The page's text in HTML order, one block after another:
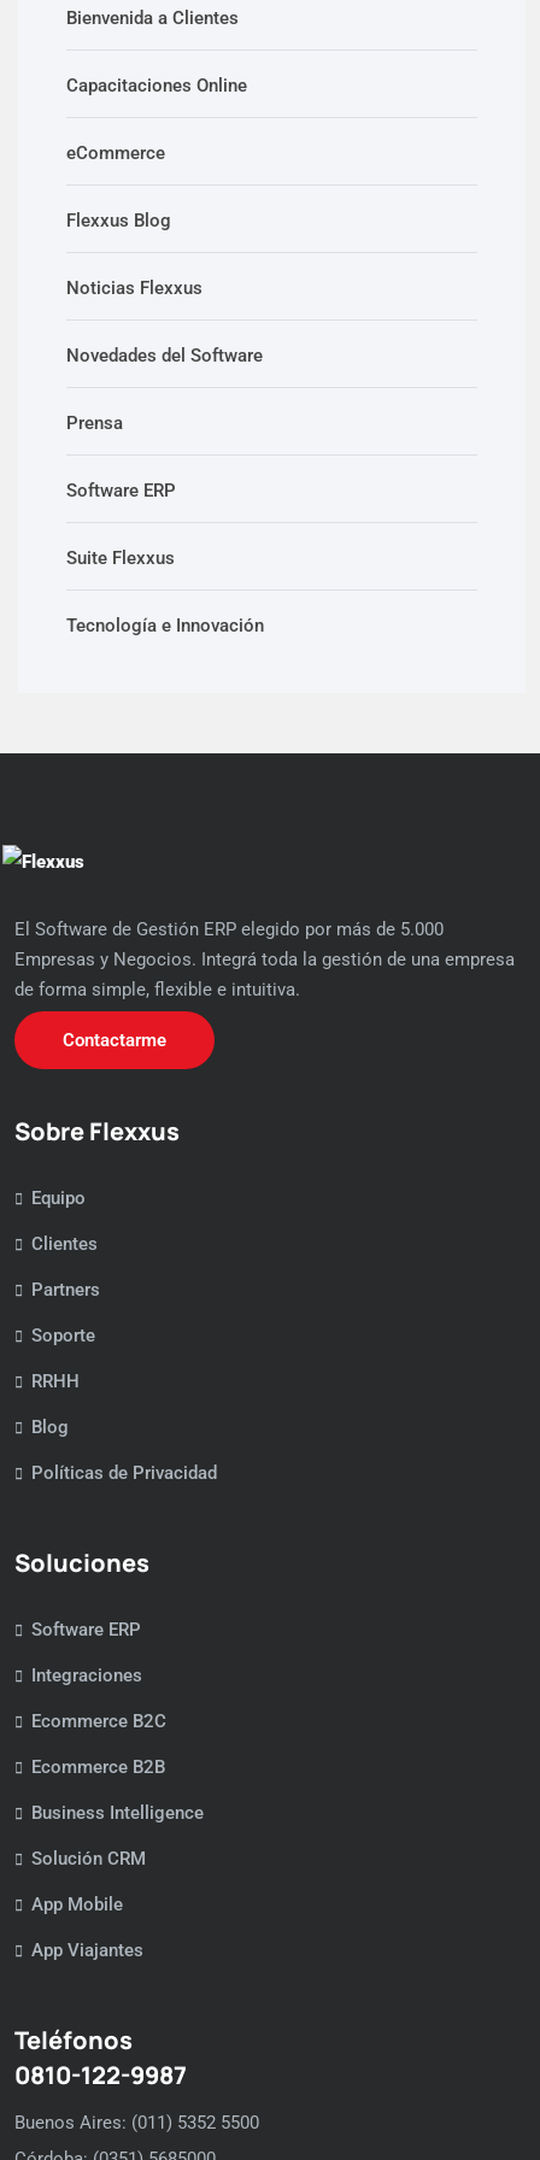
Bienvenida a Clientes
Capacitaciones Online
eCommerce
Flexxus Blog
Noticias Flexxus
Novedades del Software
Prensa
Software ERP
Suite Flexxus
Tecnología e Innovación
El Software de Gestión ERP elegido por más de 5.000
Empresas y Negocios. Integrá toda la gestión de una empresa
de forma simple, flexible e intuitiva.
Contactarme
Sobre Flexxus
Equipo
Clientes
Partners
Soporte
RRHH
Blog
Políticas de Privacidad
Soluciones
Software ERP
Integraciones
Ecommerce B2C
Ecommerce B2B
Business Intelligence
Solución CRM
App Mobile
App Viajantes
Teléfonos
0810-122-9987
Buenos Aires: (011) 5352 5500